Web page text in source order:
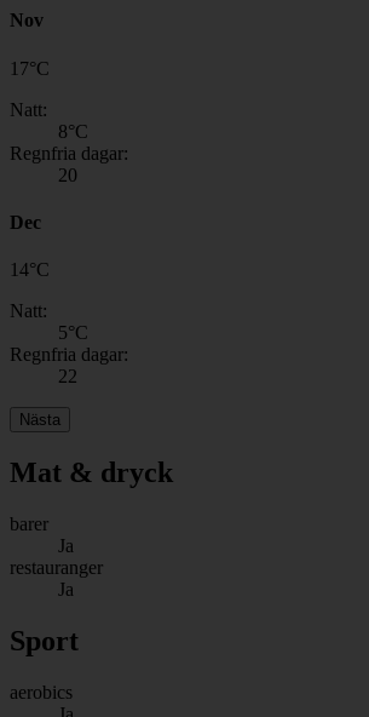
Nov
17°C
Natt:
8°C
Regnfria dagar:
20
Dec
14°C
Natt:
5°C
Regnfria dagar:
22
Nästa
Mat & dryck
barer
Ja
restauranger
Ja
Sport
aerobics